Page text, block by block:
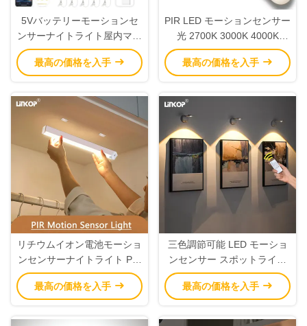
5Vバッテリーモーションセ
ンサーナイトライト屋内マル
チサイズオプション
最高の価格を入手
PIR LED モーションセンサー
光 2700K 3000K 4000K
6000K 7000K 色温
最高の価格を入手
リチウムイオン電池モーショ
ンセンサーナイトライト PIR
調光可能キャビネットライト
3000K 4500K 6000K
最高の価格を入手
三色調節可能 LED モーショ
ンセンサー スポットライト
リモコン モーションセンサ
ー ナイトランプ
最高の価格を入手